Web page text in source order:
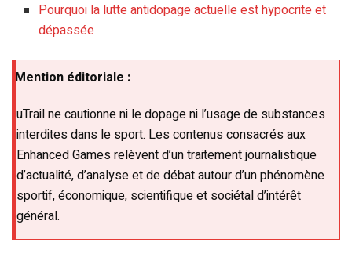
Pourquoi la lutte antidopage actuelle est hypocrite et
dépassée
Mention éditoriale :
uTrail ne cautionne ni le dopage ni l’usage de substances
interdites dans le sport. Les contenus consacrés aux
Enhanced Games relèvent d’un traitement journalistique
d’actualité, d’analyse et de débat autour d’un phénomène
sportif, économique, scientifique et sociétal d’intérêt
général.